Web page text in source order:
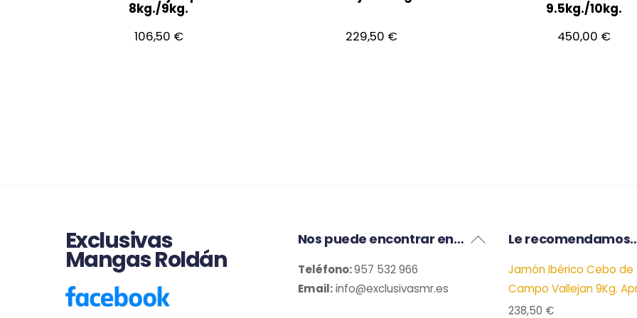
8kg./9kg.
106,50 € 229,50 €
9.5kg./10kg.
450,00 €
Back
Exclusivas
Mangas Roldán
Nos puede encontrar en…
Teléfono:957 532 966
Email:info@exclusivasmr.es
Le
Jamón Ibérico Cebo de
Campo Vallejan 9Kg.
238,50 €